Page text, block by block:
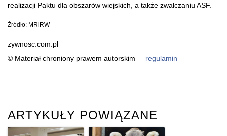
realizacji Paktu dla obszarów wiejskich, a także zwalczaniu ASF.
Źródło: MRiRW
zywnosc.com.pl
© Materiał chroniony prawem autorskim – regulamin
ARTYKUŁY POWIĄZANE